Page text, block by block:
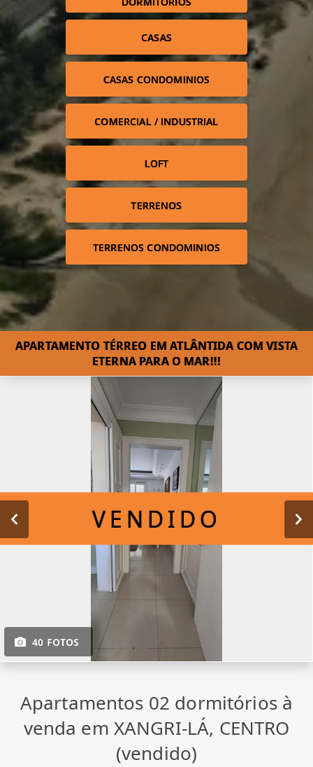
CASAS
CASAS CONDOMINIOS
COMERCIAL / INDUSTRIAL
LOFT
TERRENOS
TERRENOS CONDOMINIOS
APARTAMENTO TÉRREO EM ATLÂNTIDA COM VISTA
ETERNA PARA O MAR!!!
40 FOTOS
VENDIDO
Apartamentos 02 dormitórios à
venda em XANGRI-LÁ, CENTRO
(vendido)